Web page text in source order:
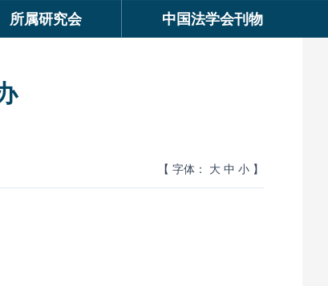
所属研究会 中国法学会刊物
【 字体： 大 中 小 】